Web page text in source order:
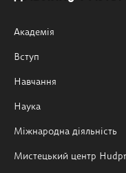
Академія
Вступ
Навчання
Наука
Міжнародна діяльність
Мистецький центр